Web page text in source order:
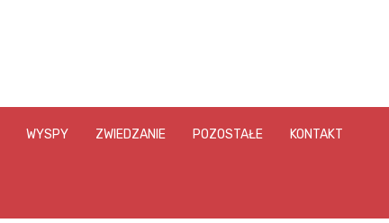
WYSPY ZWIEDZANIE POZOSTAŁE KONTAKT